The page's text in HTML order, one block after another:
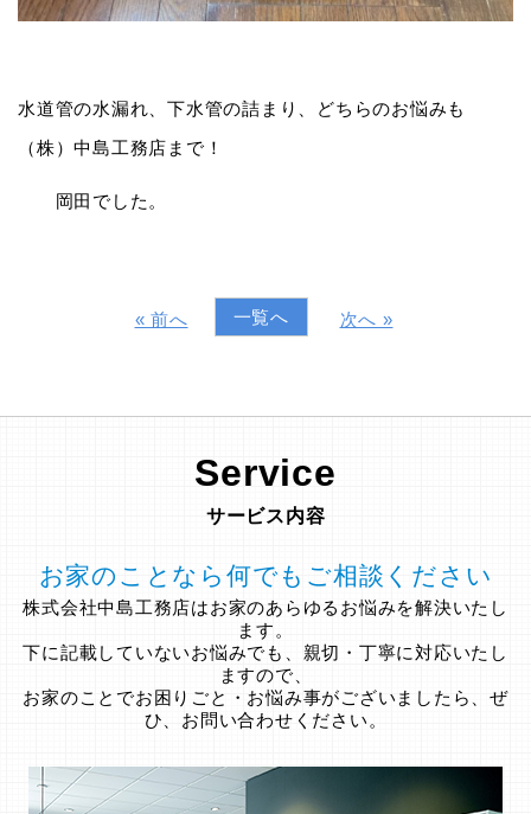
水道管の水漏れ、下水管の詰まり、どちらのお悩みも
（株）中島工務店まで！
岡田でした。
« 前へ 一覧へ 次へ »
Service
サービス内容
お家のことなら何でもご相談ください
株式会社中島工務店はお家のあらゆるお悩みを解決いたし
ます。
下に記載していないお悩みでも、親切・丁寧に対応いたし
ますので、
お家のことでお困りごと・お悩み事がございましたら、ぜ
ひ、お問い合わせください。